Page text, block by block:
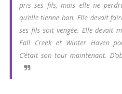
pris ses fils, mais elle ne
qu’elle tienne bon. Elle devait
ses fils soit vengée. Elle devait
Fall Creek et Winter Haven
C’était son tour maintenant.